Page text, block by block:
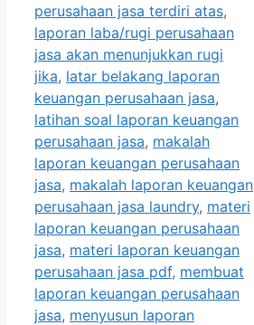
perusahaan jasa terdiri atas,
laporan laba/rugi perusahaan
jasa akan menunjukkan rugi
jika, latar belakang laporan
keuangan perusahaan jasa,
latihan soal laporan keuangan
perusahaan jasa, makalah
laporan keuangan perusahaan
jasa, makalah laporan keuangan
perusahaan jasa laundry, materi
laporan keuangan perusahaan
jasa, materi laporan keuangan
perusahaan jasa pdf, membuat
laporan keuangan perusahaan
jasa, menyusun laporan